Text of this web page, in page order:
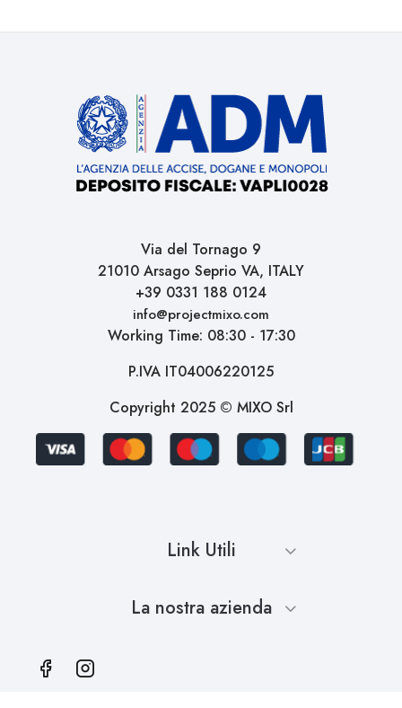
Via del Tornago 9
21010 Arsago Seprio VA, ITALY
+39 0331 188 0124
info@projectmixo.com
Working Time: 08:30 - 17:30
P.IVA IT04006220125
Copyright 2025 © MIXO Srl
Link Utili
La nostra azienda